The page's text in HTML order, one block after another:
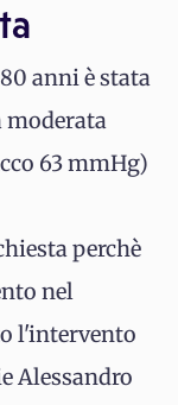
anni è stata
moderata
63 mmHg)
perchè
nel
l'intervento
Alessandro